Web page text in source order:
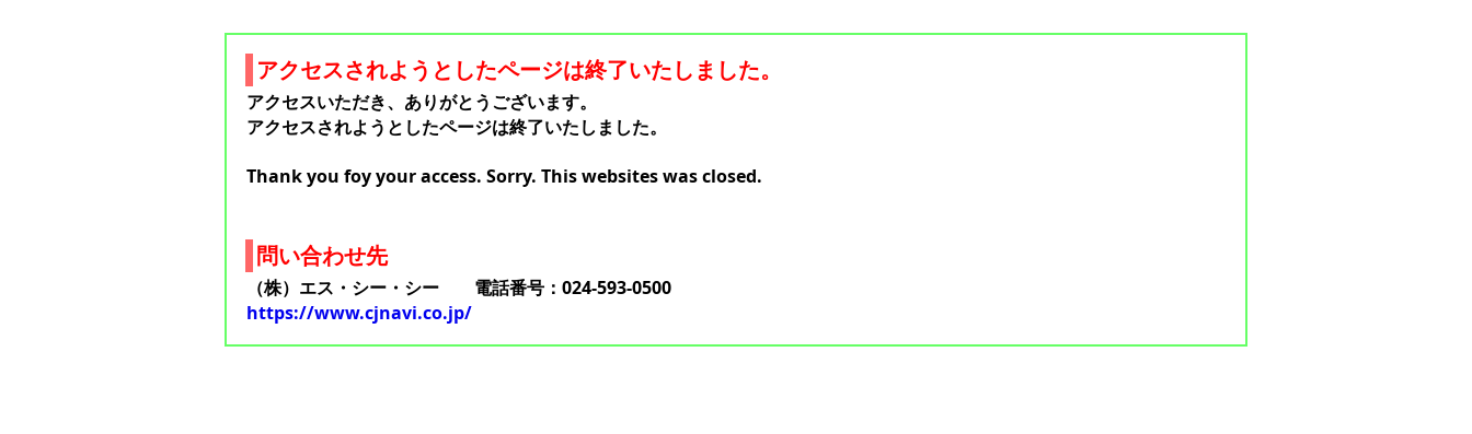
アクセスされようとしたページは終了いたしました。
アクセスいただき、ありがとうございます。
アクセスされようとしたページは終了いたしました。
Thank you foy your access. Sorry. This websites was closed.
問い合わせ先
（株）エス・シー・シー 電話番号：024-593-0500
https://www.cjnavi.co.jp/